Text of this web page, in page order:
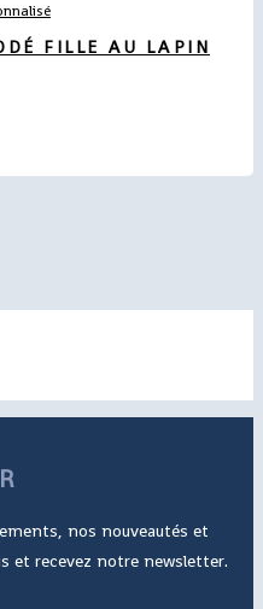
FILLE AU LAPIN
nos nouveautés et
et recevez notre newsletter.